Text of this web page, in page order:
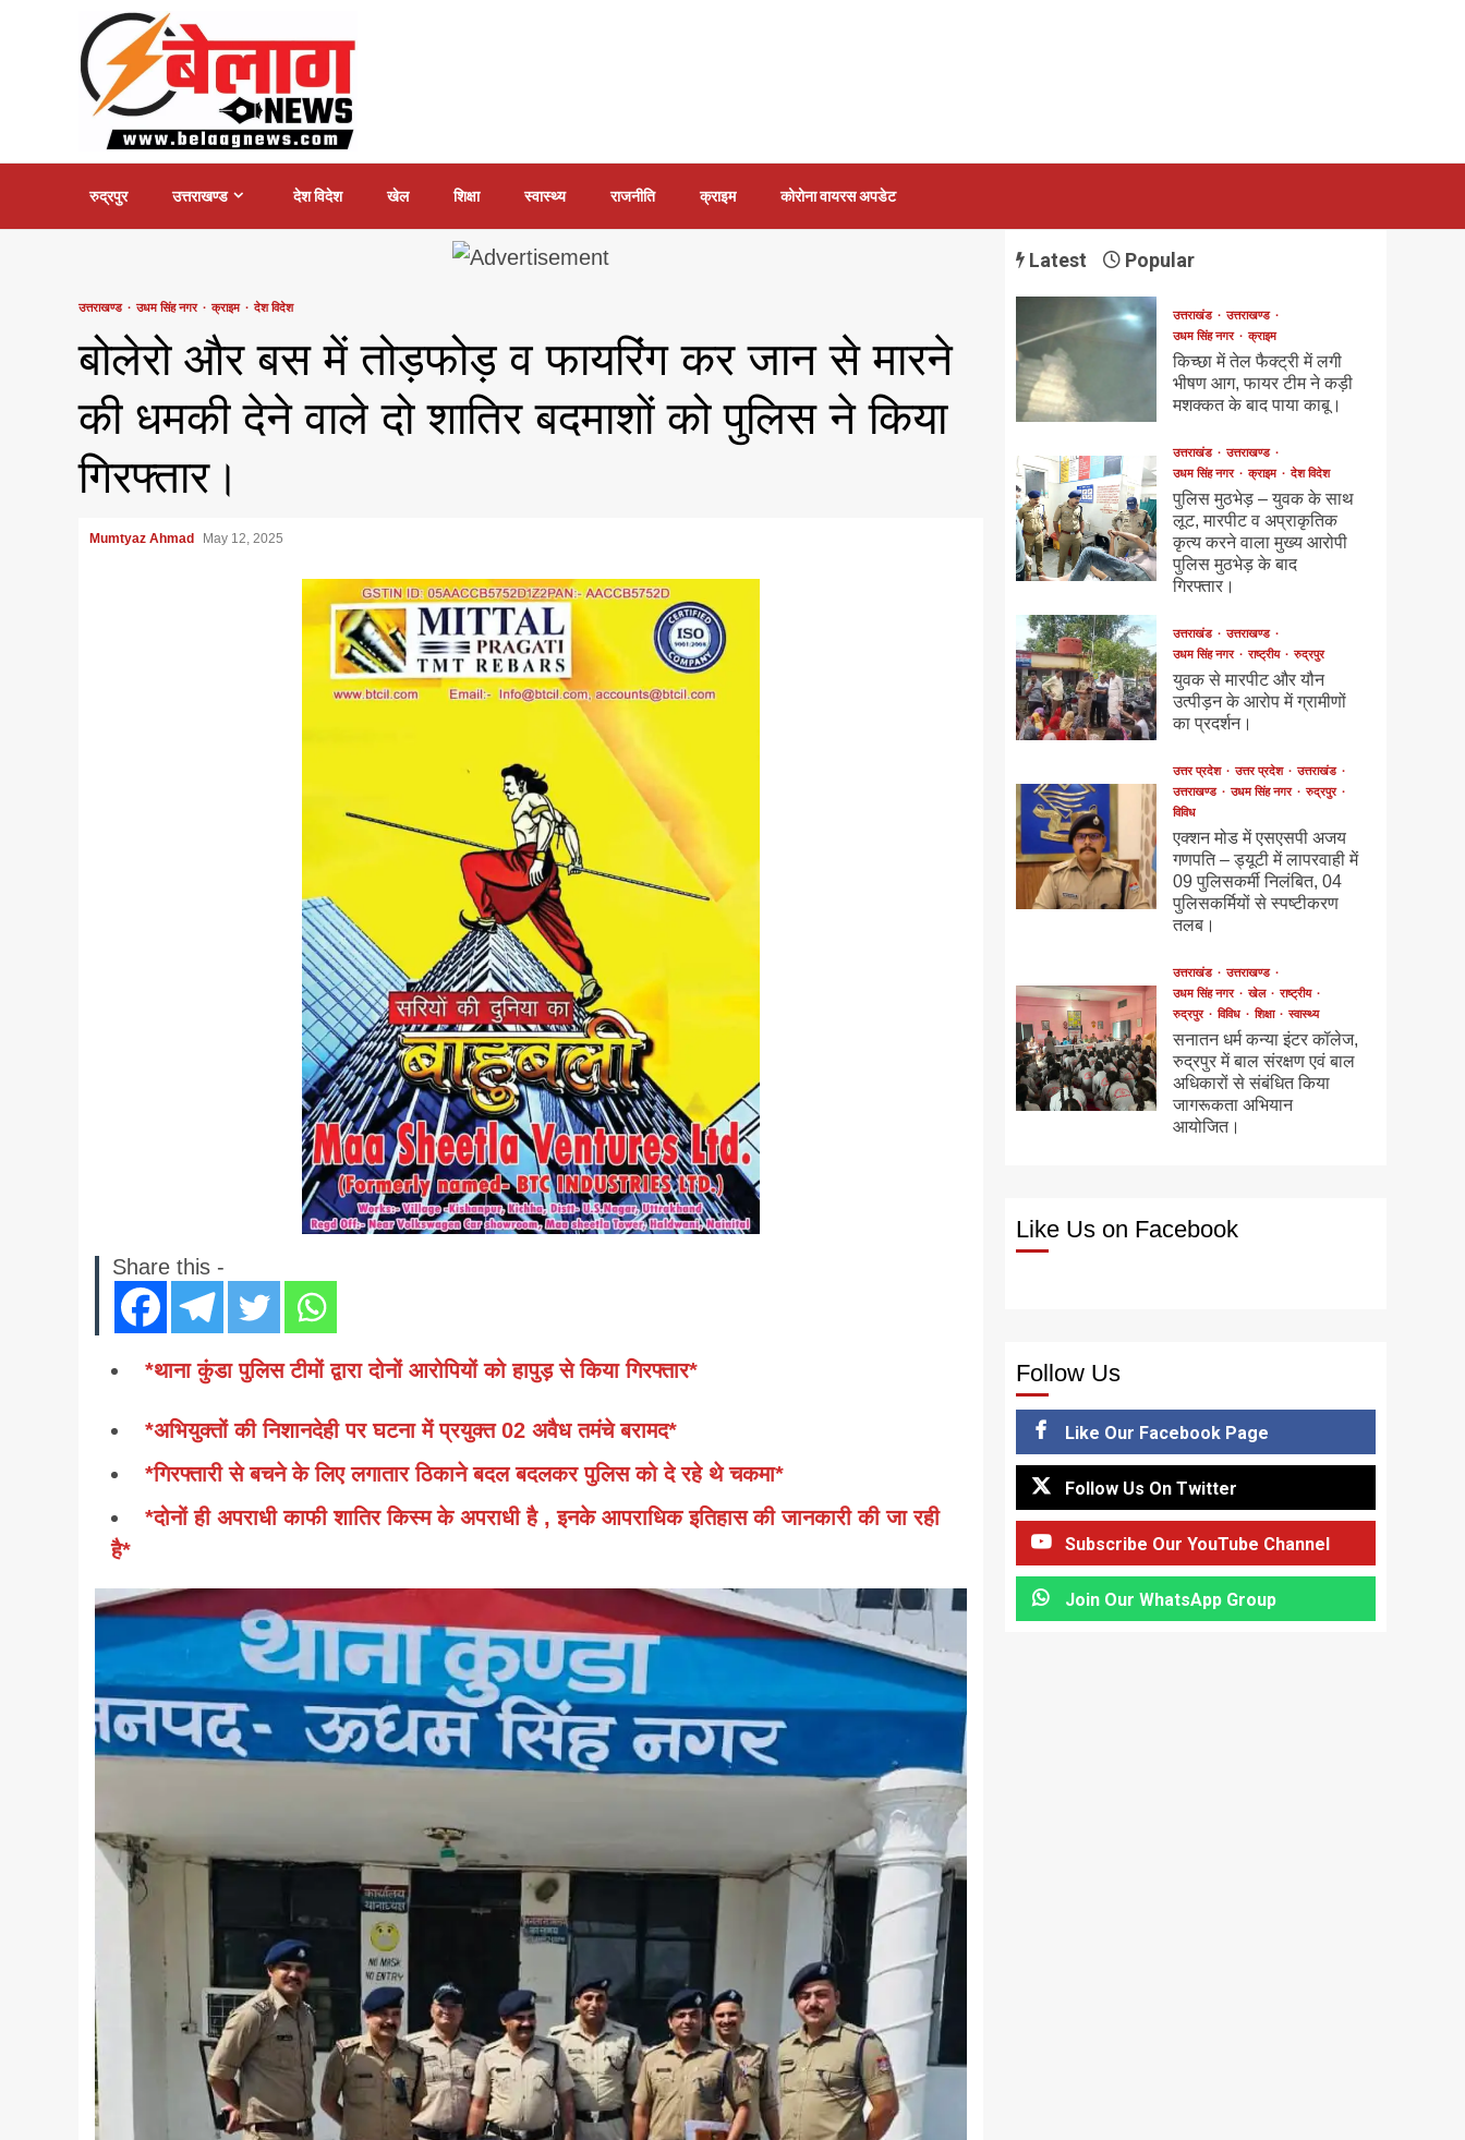
रुद्रपुर उत्तराखण्ड देश विदेश खेल शिक्षा स्वास्थ्य राजनीति क्राइम कोरोना वायरस अपडेट
उत्तराखण्ड उधम सिंह नगर क्राइम देश विदेश
बोलेरो और बस में तोड़फोड़ व फायरिंग कर जान से मारने
की धमकी देने वाले दो शातिर बदमाशों को पुलिस ने किया
गिरफ्तार।
Mumtyaz Ahmad May 12, 2025
Share this -
*थाना कुंडा पुलिस टीमों द्वारा दोनों आरोपियों को हापुड़ से किया गिरफ्तार*
*अभियुक्तों की निशानदेही पर घटना में प्रयुक्त 02 अवैध तमंचे बरामद*
*गिरफ्तारी से बचने के लिए लगातार ठिकाने बदल बदलकर पुलिस को दे रहे थे चकमा*
*दोनों ही अपराधी काफी शातिर किस्म के अपराधी है , इनके आपराधिक इतिहास की जानकारी की जा रही
है*
Latest Popular
उत्तराखंड
उत्तराखण्ड
उधम सिंह नगर
क्राइम
किच्छा में तेल फैक्ट्री में लगी
भीषण आग, फायर टीम ने कड़ी
मशक्कत के बाद पाया काबू।
उत्तराखंड
उत्तराखण्ड
उधम सिंह नगर
क्राइम देश विदेश
पुलिस मुठभेड़ – युवक के साथ
लूट, मारपीट व अप्राकृतिक
कृत्य करने वाला मुख्य आरोपी
पुलिस मुठभेड़ के बाद
गिरफ्तार।
उत्तराखंड
उत्तराखण्ड
उधम सिंह नगर
राष्ट्रीय रुद्रपुर
युवक से मारपीट और यौन
उत्पीड़न के आरोप में ग्रामीणों
का प्रदर्शन।
उत्तर प्रदेश उत्तर प्रदेश
उत्तराखंड
उत्तराखण्ड
उधम सिंह नगर
रुद्रपुर
विविध
एक्शन मोड में एसएसपी अजय
गणपति – ड्यूटी में लापरवाही में
09 पुलिसकर्मी निलंबित, 04
पुलिसकर्मियों से स्पष्टीकरण
तलब।
उत्तराखंड
उत्तराखण्ड
उधम सिंह नगर
खेल
राष्ट्रीय
रुद्रपुर
विविध शिक्षा स्वास्थ्य
सनातन धर्म कन्या इंटर कॉलेज,
रुद्रपुर में बाल संरक्षण एवं बाल
अधिकारों से संबंधित किया
जागरूकता अभियान
आयोजित।
Like Us on Facebook
Follow Us
Like Our Facebook Page
Follow Us On Twitter
Subscribe Our YouTube Channel
Join Our WhatsApp Group